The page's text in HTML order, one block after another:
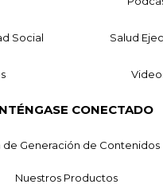
Social Salud
CONECTADO
de Generación de Contenidos
Nuestros Productos